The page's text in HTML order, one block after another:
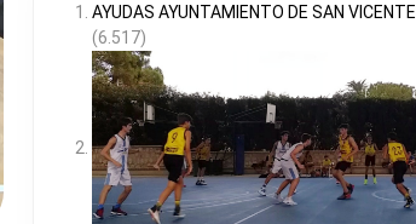
AYUDAS AYUNTAMIENTO DE SAN VICENTE
(6.517)